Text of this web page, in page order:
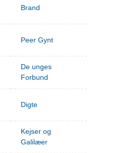
Brand
Peer Gynt
De unges
Forbund
Digte
Kejser og
Galilæer